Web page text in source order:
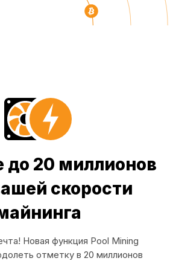
до 20 миллионов
скорости
Новая функция Pool Mining
отметку в 20 миллионов